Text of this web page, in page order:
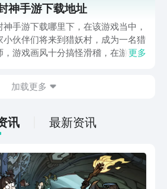
略都有深度创新，肯定有不少伙伴都
玩，可提前在九游平台预约，手游福
有性价比APP，身后有阿里巴巴灵犀
大厂支持，节假日活动来临时刻，还
神手游下载地址
神手游下载哪里下，在该游戏当中，
小伙伴们将来到猎妖村，成为一名猎
，游戏画风十分搞怪滑稽，在游玩过
不少朋友感兴趣，但不知道哪里下
价比的APP，身后有阿里巴巴灵犀互
厂支持，玩手游就到九游，海量代金
的感觉。
更多
加载更多
讯 最新资讯